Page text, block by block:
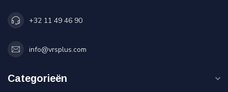
+32 11 49 46 90
info@vrsplus.com
Categorieën